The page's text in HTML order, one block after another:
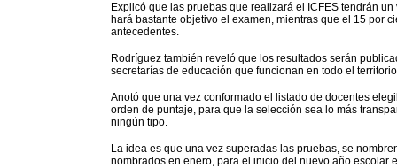
Explicó que las pruebas que realizará el ICFES tendrán
hará bastante objetivo el examen, mientras que el 15 por
antecedentes.
Rodríguez también reveló que los resultados serán
secretarías de educación que funcionan en todo el
Anotó que una vez conformado el listado de docentes
orden de puntaje, para que la selección sea lo más
ningún tipo.
La idea es que una vez superadas las pruebas, se
nombrados en enero, para el inicio del nuevo año escolar